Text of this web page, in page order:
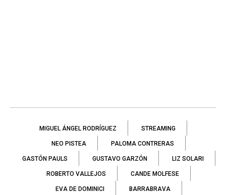
MIGUEL ÁNGEL RODRÍGUEZ STREAMING
NEO PISTEA PALOMA CONTRERAS
GASTÓN PAULS GUSTAVO GARZÓN LIZ SOLARI
ROBERTO VALLEJOS CANDE MOLFESE
EVA DE DOMINICI BARRABRAVA